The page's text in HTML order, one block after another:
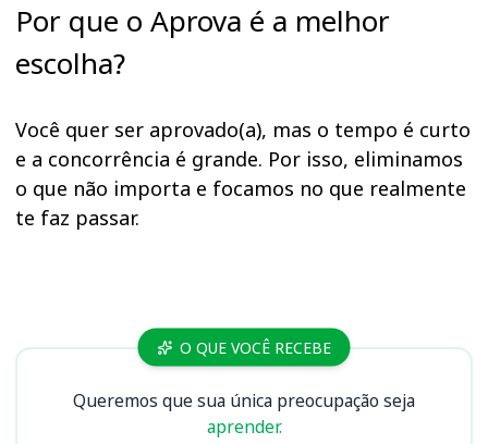
Por que o Aprova é a melhor
escolha?
Você quer ser aprovado(a), mas o tempo é curto
e a concorrência é grande. Por isso, eliminamos
o que não importa e focamos no que realmente
te faz passar.
Cursos O QUE VOCÊ RECEBE
Queremos que sua única preocupação seja
aprender.